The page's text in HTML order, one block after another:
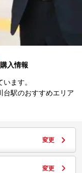
購入情報
ます。
台駅のおすすめエリア
変更
変更